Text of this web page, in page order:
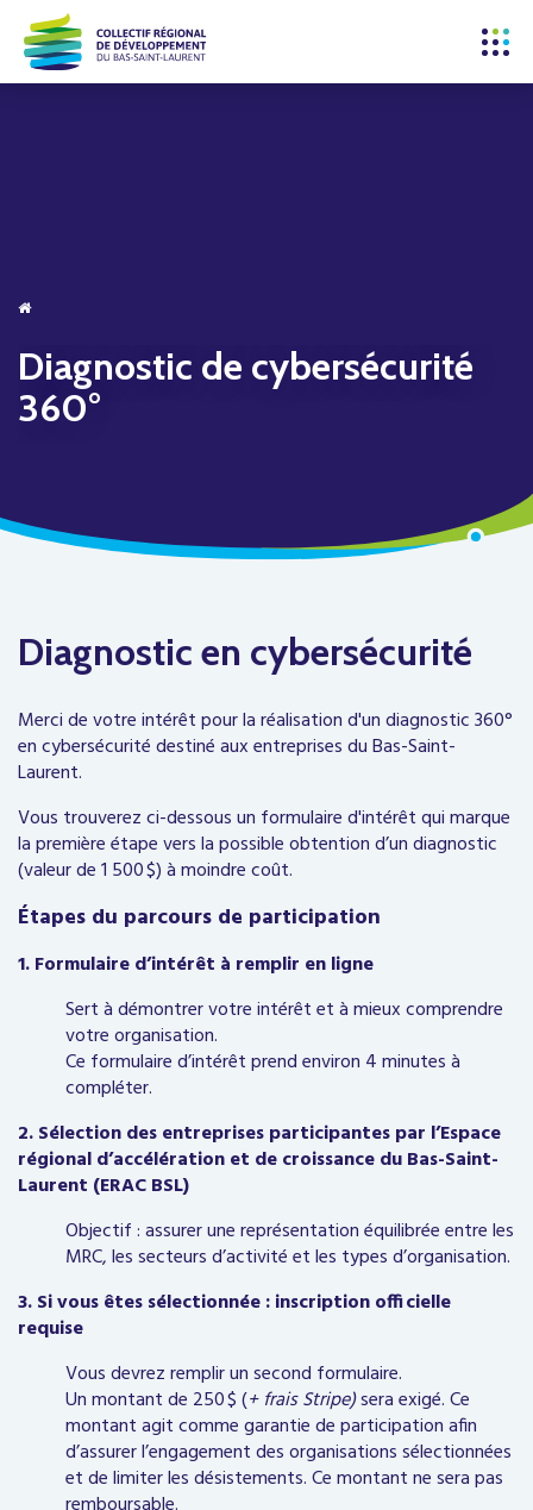
Diagnostic de cybersécurité
360°
Diagnostic en cybersécurité
Merci de votre intérêt pour la réalisation d'un diagnostic 360°
en cybersécurité destiné aux entreprises du Bas-Saint-
Laurent.
Vous trouverez ci-dessous un formulaire d'intérêt qui marque
la première étape vers la possible obtention d’un diagnostic
(valeur de 1 500 $) à moindre coût.
Étapes du parcours de participation
1. Formulaire d’intérêt à remplir en ligne
Sert à démontrer votre intérêt et à mieux comprendre
votre organisation.
Ce formulaire d’intérêt prend environ 4 minutes à
compléter.
2. Sélection des entreprises participantes par l’Espace
régional d’accélération et de croissance du Bas-Saint-
Laurent (ERAC BSL)
Objectif : assurer une représentation équilibrée entre les
MRC, les secteurs d’activité et les types d’organisation.
3. Si vous êtes sélectionnée : inscription officielle
requise
Vous devrez remplir un second formulaire.
Un montant de 250 $ (+ frais Stripe)sera exigé. Ce
montant agit comme garantie de participation afin
d’assurer l’engagement des organisations sélectionnées
et de limiter les désistements. Ce montant ne sera pas